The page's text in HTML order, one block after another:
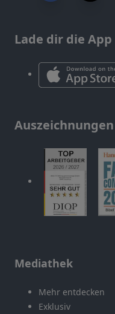
Lade dir die
Auszeichnungen
Mediathek
Mehr entdecken
Exklusiv